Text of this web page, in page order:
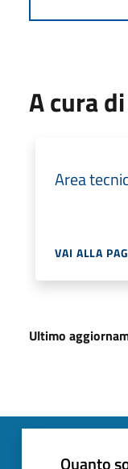
A cura di
Area
VAI ALLA
Ultimo
Quanto